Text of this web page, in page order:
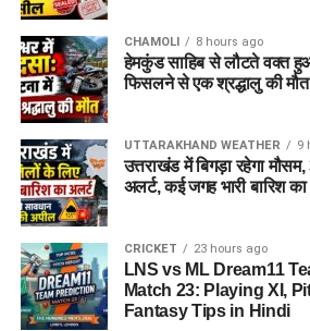
सीएएमपी-108 (CAMP-108)
एनआईटीटी लिमिटेड (NIIT Limited)
परिश्रम रिसोर्स प्राइवेट लिमिटेड
आईपीसीए (IPCA Laboratories)
मोचिको (Mochiko Shoes)
टीआई मेडिकोज (TI Medicos)
आईजोन (iZone)
Dehradun Rojgar
CHAMOLI 8 hours ago
हेमकुंड साहिब से लौटते वक्त हुआ
फिसलने से एक श्रद्धालु की मौत
UTTARAKHAND WEATHER 9
उत्तराखंड में बिगड़ा रहेगा
अलर्ट, कई जगह भारी बारिश
CRICKET 23 hours ago
LNS vs ML Dream11
Match 23: Playing XI,
Fantasy Tips in Hindi